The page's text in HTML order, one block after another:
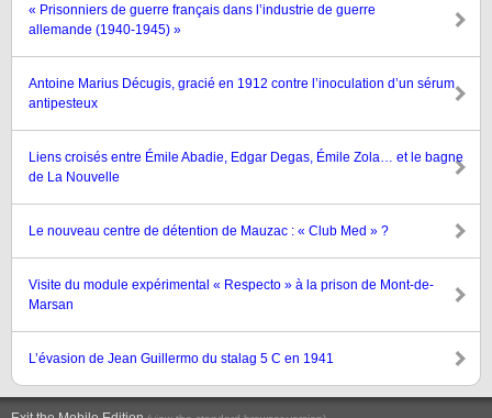
« Prisonniers de guerre français dans l’industrie de guerre
allemande (1940-1945) »
Antoine Marius Décugis, gracié en 1912 contre l’inoculation d’un sérum
antipesteux
Liens croisés entre Émile Abadie, Edgar Degas, Émile Zola… et le bagne
de La Nouvelle
Le nouveau centre de détention de Mauzac : « Club Med » ?
Visite du module expérimental « Respecto » à la prison de Mont-de-
Marsan
L’évasion de Jean Guillermo du stalag 5 C en 1941